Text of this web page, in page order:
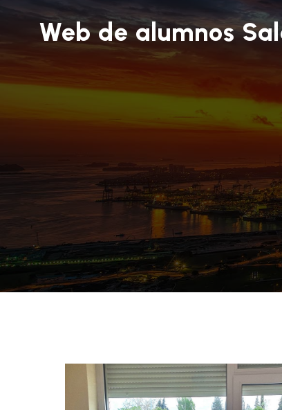
Web de alumnos